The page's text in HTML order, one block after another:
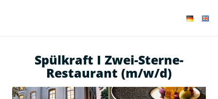
Spülkraft I Zwei-Sterne-
Restaurant (m/w/d)